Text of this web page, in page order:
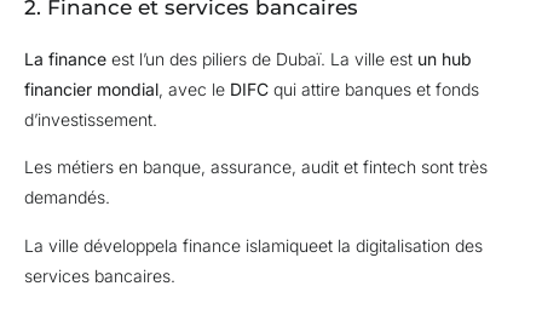
2. Finance et services bancaires
La finance est l’un des piliers de Dubaï. La ville est un hub
financier mondial, avec le DIFC qui attire banques et fonds
d’investissement.
Les métiers en banque, assurance, audit et fintech sont très
demandés.
La ville développela finance islamiqueet la digitalisation des
services bancaires.